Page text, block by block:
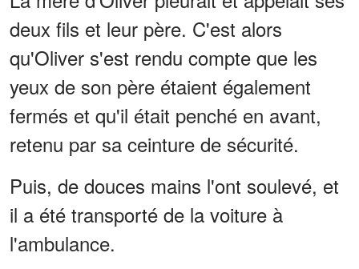
deux fils et leur père. C'est alors
qu'Oliver s'est rendu compte que les
yeux de son père étaient également
fermés et qu'il était penché en avant,
retenu par sa ceinture de sécurité.
Puis, de douces mains l'ont soulevé, et
il a été transporté de la voiture à
l'ambulance.